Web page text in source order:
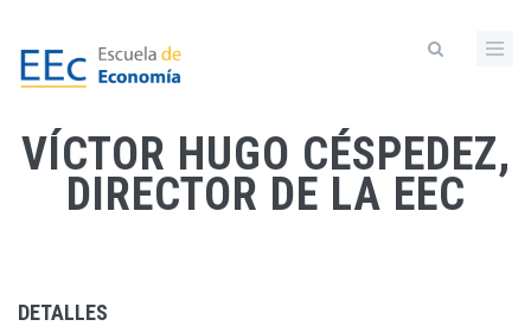
contenido
VÍCTOR HUGO CÉSPEDEZ,
DIRECTOR DE LA EEC
DETALLES